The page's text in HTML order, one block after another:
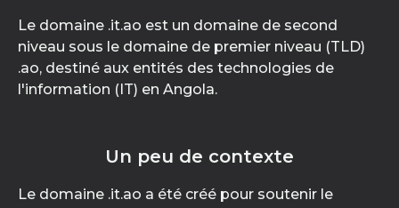
Le domaine .it.ao est un domaine de second
niveau sous le domaine de premier niveau (TLD)
.ao, destiné aux entités des technologies de
l'information (IT) en Angola.
Un peu de contexte
Le domaine .it.ao a été créé pour soutenir le